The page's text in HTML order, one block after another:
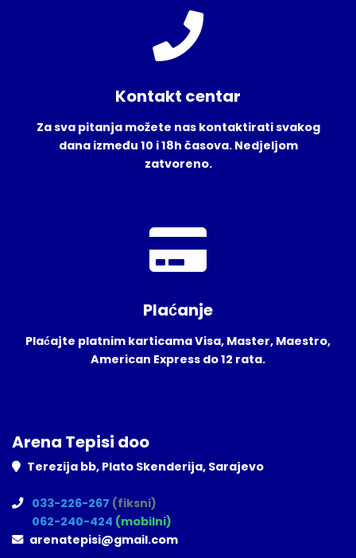
Kontakt centar
Za sva pitanja možete nas kontaktirati svakog
dana između 10 i 18h časova. Nedjeljom
zatvoreno.
Plaćanje
Plaćajte platnim karticama Visa, Master, Maestro,
American Express do 12 rata.
Arena Tepisi doo
Terezija bb, Plato Skenderija, Sarajevo
033-226-267 (fiksni)
062-240-424 (mobilni)
arenatepisi@gmail.com